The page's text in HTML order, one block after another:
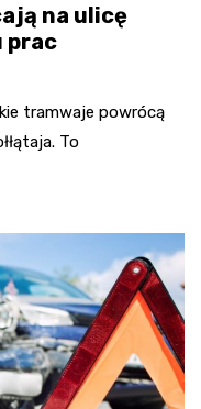
na ulicę
prac
tramwaje powrócą
To